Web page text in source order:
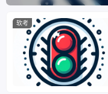
软考